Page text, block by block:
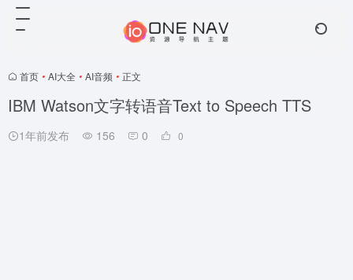
首页 • AI大全 • AI音频 • 正文
IBM Watson文字转语音Text to Speech TTS
1年前发布 156 0 0